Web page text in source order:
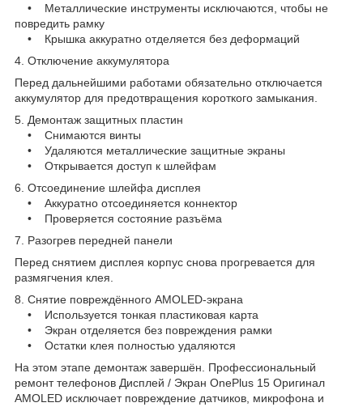
• Металлические инструменты исключаются, чтобы не
повредить рамку
• Крышка аккуратно отделяется без деформаций
4. Отключение аккумулятора
Перед дальнейшими работами обязательно отключается
аккумулятор для предотвращения короткого замыкания.
5. Демонтаж защитных пластин
• Снимаются винты
• Удаляются металлические защитные экраны
• Открывается доступ к шлейфам
6. Отсоединение шлейфа дисплея
• Аккуратно отсоединяется коннектор
• Проверяется состояние разъёма
7. Разогрев передней панели
Перед снятием дисплея корпус снова прогревается для
размягчения клея.
8. Снятие повреждённого AMOLED-экрана
• Используется тонкая пластиковая карта
• Экран отделяется без повреждения рамки
• Остатки клея полностью удаляются
На этом этапе демонтаж завершён. Профессиональный
ремонт телефонов Дисплей / Экран OnePlus 15 Оригинал
AMOLED исключает повреждение датчиков, микрофона и